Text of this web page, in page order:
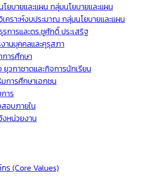
โยบายและแผน กลุ่มนโยบายและแผน
เคราะห์งบประมาณ กลุ่มนโยบายและแผน
รการและดร.ชูศักดิ์ ประเสริฐ
านบุคคลและคุรุสภา
ารศึกษา
ยุวกาชาดและกิจการนักเรียน
การศึกษาเอกชน
าร
อบภายใน
หน่วยงาน
ร (Core Values)